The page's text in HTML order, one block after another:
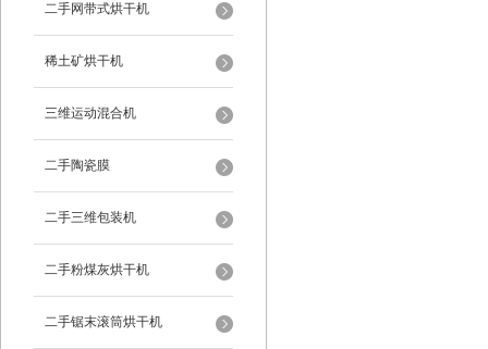
二手网带式烘干机
稀土矿烘干机
三维运动混合机
二手陶瓷膜
二手三维包装机
二手粉煤灰烘干机
二手锯末滚筒烘干机